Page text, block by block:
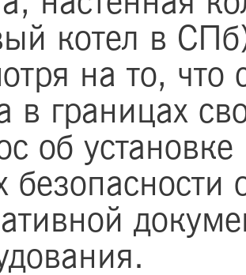
котел в
на то,
в границах
об